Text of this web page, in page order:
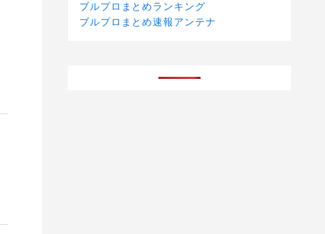
ブルプロまとめランキング
ブルプロまとめ速報アンテナ